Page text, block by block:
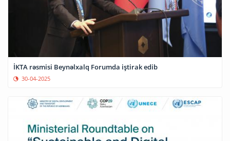
İKTA rəsmisi Beynəlxalq Forumda iştirak edib
30-04-2025